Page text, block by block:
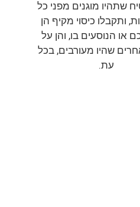
שתהיו מוגנים מפני כל
ותקבלו כיסוי מקיף הן
או הנוסעים בו, והן על
שהיו מעורבים, בכל
עת.